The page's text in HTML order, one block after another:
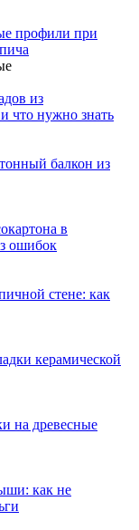
профили при
из
что нужно знать
балкон из
в
ошибок
стене: как
керамической
на древесные
как не